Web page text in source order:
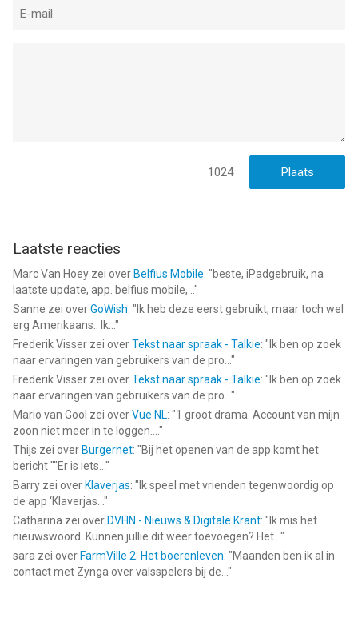
1024
Laatste reacties
Marc Van Hoey zei over Belfius Mobile: "beste, iPadgebruik, na
laatste update, app. belfius mobile,... "
Sanne zei overGoWish: " Ik heb deze eerst gebruikt, maar toch wel
erg Amerikaans.. Ik... "
Frederik Visser zei overTekst naar spraak - Talkie: " Ik ben op zoek
naar ervaringen van gebruikers van de pro... "
Frederik Visser zei overTekst naar spraak - Talkie: " Ik ben op zoek
naar ervaringen van gebruikers van de pro... "
Mario van Gool zei overVue NL: "1 groot drama. Account van mijn
zoon niet meer in te loggen.... "
Thijs zei over Burgernet: "Bij het openen van de app komt het
bericht ""Er is iets... "
Barry zei over Klaverjas: " Ik speel met vrienden tegenwoordig op
de app ‘Klaverjas... "
Catharina zei over DVHN - Nieuws & Digitale Krant: " Ik mis het
nieuwswoord. Kunnen jullie dit weer toevoegen? Het... "
sara zei over FarmVille 2: Het boerenleven: "Maanden ben ik al in
contact met Zynga over valsspelers bij de... "